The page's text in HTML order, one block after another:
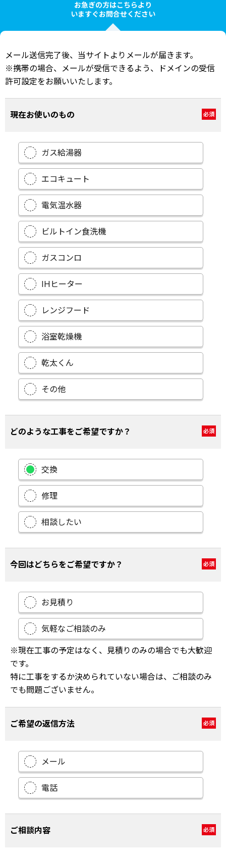
お急ぎの方はこちらより
いますぐお問合せください
メール送信完了後、当サイトよりメールが届きます。
※携帯の場合、メールが受信できるよう、ドメインの受信
許可設定をお願いいたします。
現在お使いのもの 必須
ガス給湯器
エコキュート
電気温水器
ビルトイン食洗機
ガスコンロ
IHヒーター
レンジフード
浴室乾燥機
乾太くん
その他
どのような工事をご希望ですか？ 必須
交換
修理
相談したい
今回はどちらをご希望ですか？ 必須
お見積り
気軽なご相談のみ
※現在工事の予定はなく、見積りのみの場合でも大歓迎
です。
特に工事をするか決められていない場合は、ご相談のみ
でも問題ございません。
ご希望の返信方法 必須
メール
電話
ご相談内容 必須